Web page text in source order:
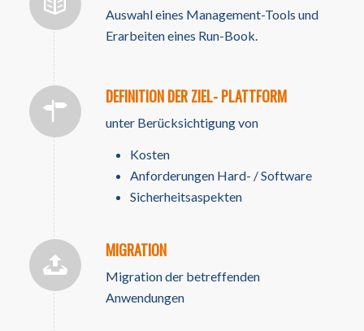
Auswahl eines Management-Tools und
Erarbeiten eines Run-Book.
DEFINITION DER ZIEL- PLATTFORM
unter Berücksichtigung von
Kosten
Anforderungen Hard- / Software
Sicherheitsaspekten
MIGRATION
Migration der betreffenden
Anwendungen